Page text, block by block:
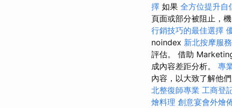
擇 如果 全方位提升自
頁面或部分被阻止，
行銷技巧的最佳選擇
noindex 新北按摩服務
評估。 借助
成內容差距分析。 專
內容，以大致了解他
北整復師專業 工商登
燴料理 創意宴會外燴